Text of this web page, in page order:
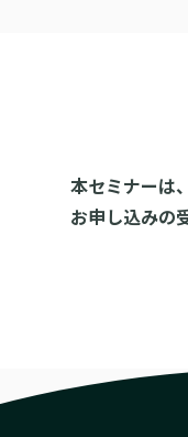
本セミナーは、
お申し込みの